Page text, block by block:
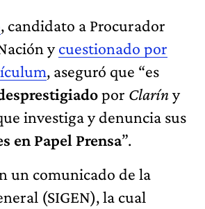
, candidato a Procurador
ycuestionado por
, aseguró que “es
por Claríny
investiga y denuncia sus
en Papel Prensa”.
un comunicado de la
(SIGEN), la cual